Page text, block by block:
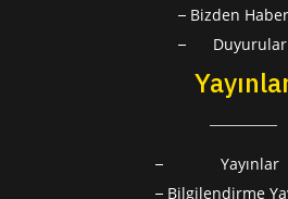
Bizden
Duyurular
Yayınlar
Bilgilendirme